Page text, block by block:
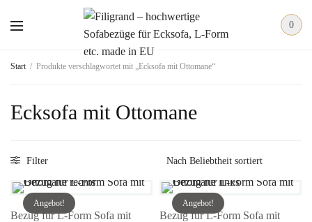
0
Start / Produkte verschlagwortet mit „Ecksofa mit Ottomane“
Ecksofa mit Ottomane
Filter
Angebot!
Bezug für L-Form Sofa mit
Angebot!
Bezug für L-Form Sofa mit